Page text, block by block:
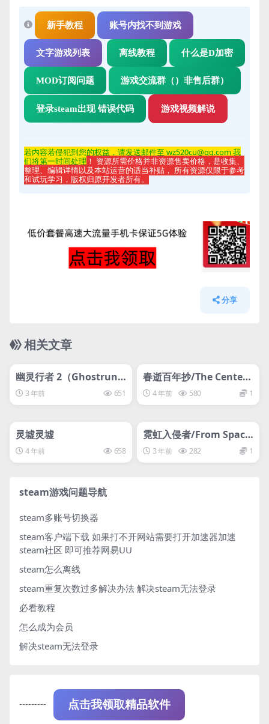
新手教程 账号内找不到游戏
文字游戏列表 离线教程 什么是D加密
MOD订阅问题 游戏交流群（）非售后群）
登录steam出现 错误代码 游戏视频解说
若内容若侵犯到您的权益，请发送邮件至 wz520cu@qq.com 我
们将第一时间处理 ！ 资源所需价格并非资源售卖价格，是收集、
整理、编辑详情以及本站运营的适当补贴， 所有资源仅限于参考
和试玩学习，版权归原开发者所有。
分享
相关文章
幽灵行者 2（Ghostrunn
er 2）1
3 年前 651
春逝百年抄/The Centen
nial Case: A Shijima St
ory
4 年前 580 1
灵墟灵墟
4 年前 658
svip专属
霓虹入侵者/From Space-
离线3 年前 282 1
steam游戏问题导航
steam多账号切换器
steam客户端下载 如果打不开网站需要打开加速器加速
steam社区 即可推荐网易UU
steam怎么离线
steam重复次数过多解决办法 解决steam无法登录
必看教程
怎么成为会员
解决steam无法登录
--------- 点击我领取精品软件